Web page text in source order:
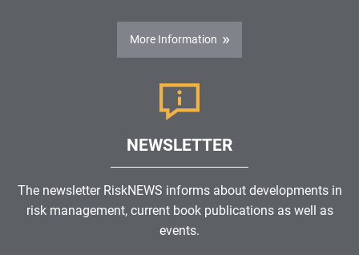
More Information
NEWSLETTER
The newsletter RiskNEWS informs about developments in
risk management, current book publications as well as
events.